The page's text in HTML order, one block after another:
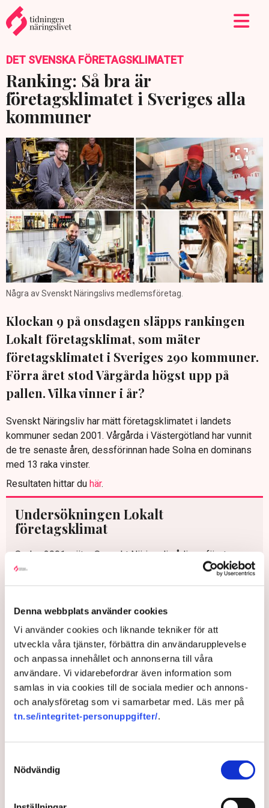
Denna webbplats använder cookies
Vi använder cookies och liknande tekniker för att
utveckla våra tjänster, förbättra din användarupplevelse
och anpassa innehållet och annonserna till våra
användare. Vi vidarebefordrar även information som
samlas in via cookies till de sociala medier och annons-
och analysföretag som vi samarbetar med. Läs mer på
tn.se/integritet-personuppgifter/.
Nödvändig
DET SVENSKA FÖRETAGSKLIMATET
Ranking: Så bra är
företagsklimatet i Sveriges alla
kommuner
Några av Svenskt Näringslivs medlemsföretag.
Klockan 9 på onsdagen släpps rankingen
Lokalt företagsklimat, som mäter
företagsklimatet i Sveriges 290 kommuner.
Förra året stod Vårgårda högst upp på
pallen. Vilka vinner i år?
Svenskt Näringsliv har mätt företagsklimatet i landets
kommuner sedan 2001. Vårgårda i Västergötland har vunnit
de tre senaste åren, dessförinnan hade Solna en dominans
med 13 raka vinster.
Resultaten hittar du här.
Undersökningen Lokalt
företagsklimat
Sedan 2001 mäter Svenskt Näringsliv årligen företagens
upplevelse av företagsklimatet i den kommun som de är
verksamma i.
svarar på ett tjugotal frågor. I år svarade 32 124 företag
på enkäten. Undersökningen är inriktad på faktorer som
kommunen kan påverka själv. Under försommaren
presenterades enkätresultaten och i början av hösten (i
år den 25 september) sammanställs en ranking av
landets 290 kommuner.
Rankingen bygger till 2/3 på resultat från enkäten, och till
1/3 på statistikfaktorer från SCB och UC. På hemsidan
samt ta del av mer information om undersökningen.